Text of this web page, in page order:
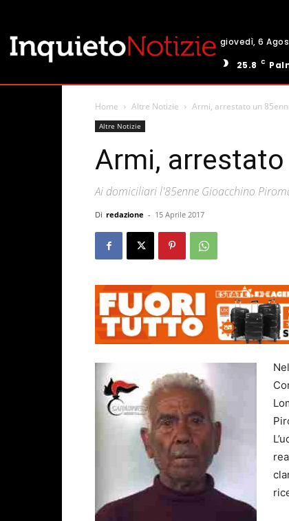
giovedì, 6
25.8
C
Home Altre Notizie Armi, arrestato un
Altre Notizie
Armi,
Ai domiciliari l'85enne Gioacchino
Di redazione - 15 Aprile 2017